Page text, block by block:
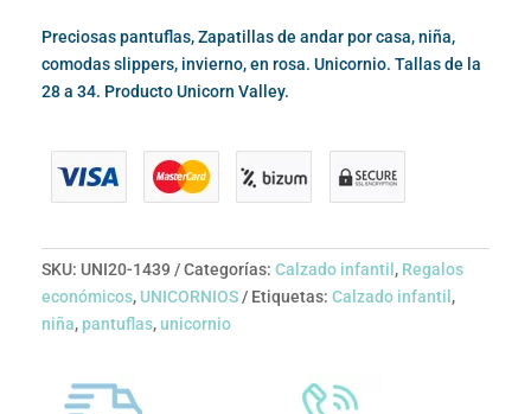
Preciosas pantuflas, Zapatillas de andar por casa, niña,
comodas slippers, invierno, en rosa. Unicornio. Tallas de la
28 a 34. Producto Unicorn Valley.
SKU: UNI20-1439 Categorías: Calzado infantil , Regalos
económicos, UNICORNIOS Etiquetas: Calzado infantil ,
niña, pantuflas, unicornio